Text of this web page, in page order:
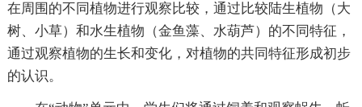
在周围的不同植物进行观察比较，通过比较陆生植物（大
树、小草）和水生植物（金鱼藻、水葫芦）的不同特征，
通过观察植物的生长和变化，对植物的共同特征形成初步
的认识。